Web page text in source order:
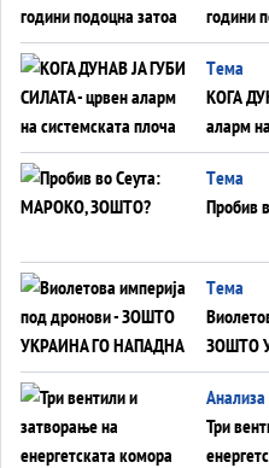
години
ВНУЦИ
Tема
КОГА
аларм
Tема
Пробив
Tема
ЗОШТО
Aнализа
Три